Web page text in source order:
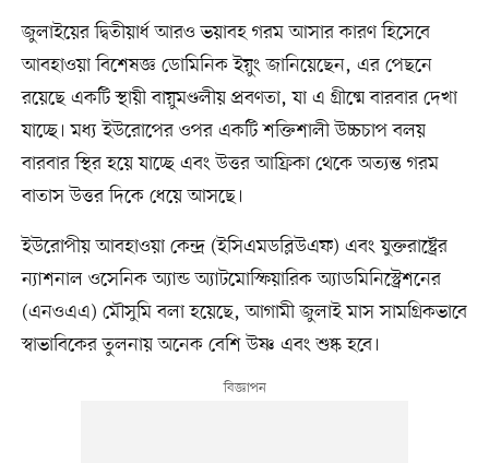
জুলাইয়ের দ্বিতীয়ার্ধ আরও ভয়াবহ গরম আসার কারণ হিসেবে
আবহাওয়া বিশেষজ্ঞ ডোমিনিক ইয়ুং জানিয়েছেন, এর পেছনে
রয়েছে একটি স্থায়ী বায়ুমণ্ডলীয় প্রবণতা, যা এ গ্রীষ্মে বারবার দেখা
যাচ্ছে। মধ্য ইউরোপের ওপর একটি শক্তিশালী উচ্চচাপ বলয়
বারবার স্থির হয়ে যাচ্ছে এবং উত্তর আফ্রিকা থেকে অত্যন্ত গরম
বাতাস উত্তর দিকে ধেয়ে আসছে।
ইউরোপীয় আবহাওয়া কেন্দ্র (ইসিএমডব্লিউএফ) এবং যুক্তরাষ্ট্রের
ন্যাশনাল ওসেনিক অ্যান্ড অ্যাটমোস্ফিয়ারিক অ্যাডমিনিস্ট্রেশনের
(এনওএএ) মৌসুমি বলা হয়েছে, আগামী জুলাই মাস সামগ্রিকভাবে
স্বাভাবিকের তুলনায় অনেক বেশি উষ্ণ এবং শুষ্ক হবে।